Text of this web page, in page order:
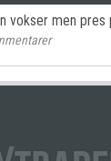
vokser men pres